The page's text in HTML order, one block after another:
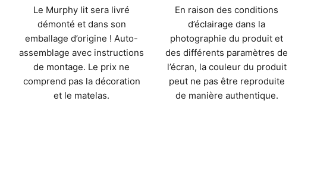
Le Murphy lit sera livré
démonté et dans son
emballage d’origine ! Auto-
assemblage avec instructions
de montage. Le prix ne
comprend pas la décoration
et le matelas.
En raison des conditions
d’éclairage dans la
photographie du produit et
des différents paramètres de
l’écran, la couleur du produit
peut ne pas être reproduite
de manière authentique.